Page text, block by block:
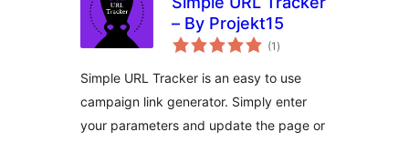
– By Projekt15
(1 total
ratings
)
Simple URL Tracker is an easy to use
campaign link generator. Simply enter
your parameters and update the page or